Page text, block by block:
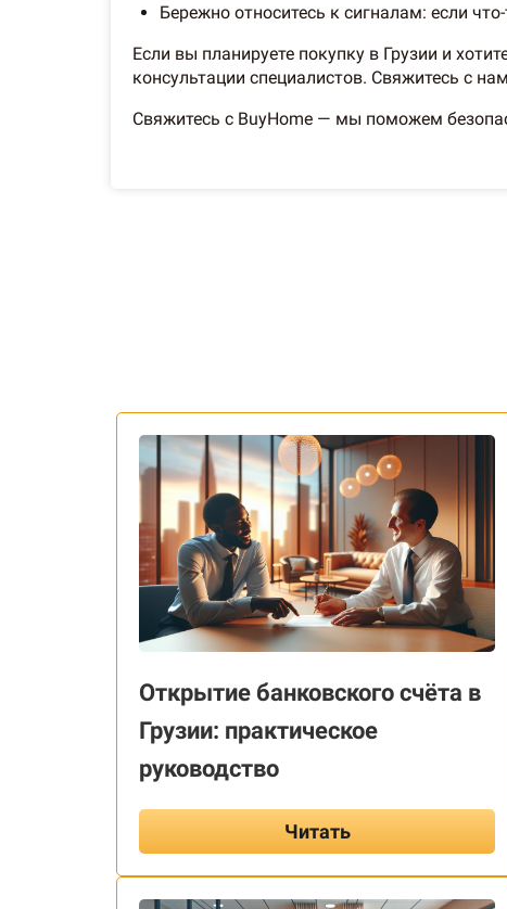
Бережно относитесь к сигналам: если
Если вы планируете покупку в Грузии и
консультации специалистов. Свяжитесь с
Свяжитесь с BuyHome — мы поможем
Открытие банковского счёта в
Грузии: практическое
руководство
Читать